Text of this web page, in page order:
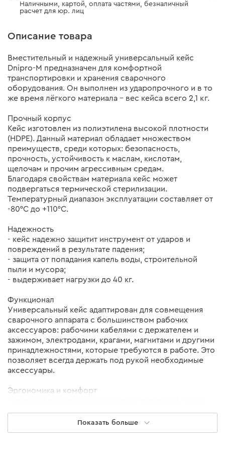
Наличными, картой, оплата частями, безналичный
расчет для юр. лиц
Описание товара
Вместительный и надежный универсальный кейс
Dnipro-M предназначен для комфортной
транспортировки и хранения сварочного
оборудования. Он выполнен из ударопрочного и в то
же время лёгкого материала – вес кейса всего 2,1 кг.
Прочный корпус
Кейс изготовлен из полиэтилена высокой плотности
(HDPE). Данный материал обладает множеством
преимуществ, среди которых: безопасность,
прочность, устойчивость к маслам, кислотам,
щелочам и прочим агрессивным средам.
Благодаря свойствам материала кейс может
подвергаться термической стерилизации.
Температурный диапазон эксплуатации составляет от
-80°С до +110°С.
Надежность
- кейс надежно защитит инструмент от ударов и
повреждений в результате падения;
- защита от попадания капель воды, строительной
пыли и мусора;
- выдерживает нагрузки до 40 кг.
Функционал
Универсальный кейс адаптирован для совмещения
сварочного аппарата с большинством рабочих
аксессуаров: рабочими кабелями с держателем и
зажимом, электродами, крагами, магнитами и другими
принадлежностями, которые требуются в работе. Это
позволяет всегда держать под рукой необходимые
аксессуары.
Эргономика и комфорт
- возможность использовать навесной замок;
- удобная ручка для комфортной транспортировки;
Показать больше